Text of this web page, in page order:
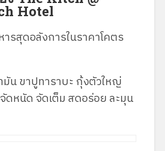
Hotel
รสุดอลังการในราคาโคตร
น ขาปูทาราบะ กุ้งตัวใหญ่
ดหนัด จัดเต็ม สดอร่อย ละมุน